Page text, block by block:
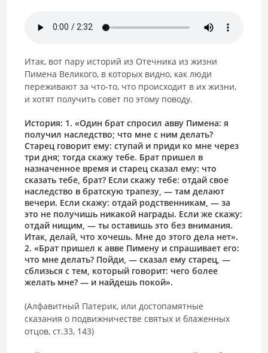
Итак, вот пару историй из Отечника из жизни
Пимена Великого, в которых видно, как люди
переживают за что-то, что происходит в их жизни,
и хотят получить совет по этому поводу.
История: 1. «Один брат спросил авву Пимена: я
получил наследство; что мне с ним делать?
Старец говорит ему: ступай и приди ко мне через
три дня; тогда скажу тебе. Брат пришел в
назначенное время и старец сказал ему: что
сказать тебе, брат? Если скажу тебе: отдай свое
наследство в братскую трапезу, — там делают
вечери. Если скажу: отдай родственникам, — за
это не получишь никакой награды. Если же скажу:
отдай нищим, — ты оставишь это без внимания.
Итак, делай, что хочешь. Мне до этого дела нет».
2. «Брат пришел к авве Пимену и спрашивает его:
что мне делать? Пойди, — сказал ему старец, —
сблизься с тем, который говорит: чего более
желать мне? — и найдешь покой».
(Алфавитный Патерик, или достопамятные
сказания о подвижничестве святых и блаженных
отцов, ст.33, 143)